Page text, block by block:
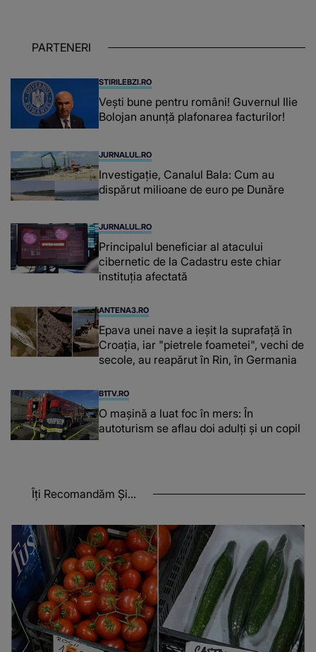
așteptând oportunitatea
PARTENERI
STIRILEBZI.RO
Vești bune pentru români! Guvernul Ilie
Bolojan anunță plafonarea facturilor!
JURNALUL.RO
Investigație, Canalul Bala: Cum au
dispărut milioane de euro pe Dunăre
JURNALUL.RO
Principalul beneficiar al atacului
cibernetic de la Cadastru este chiar
instituţia afectată
ANTENA3.RO
Epava unei nave a ieșit la suprafață în
Croația, iar "pietrele foametei", vechi de
secole, au reapărut în Rin, în Germania
B1TV.RO
O maşină a luat foc în mers: În
autoturism se aflau doi adulți și un copil
Îți Recomandăm Și...